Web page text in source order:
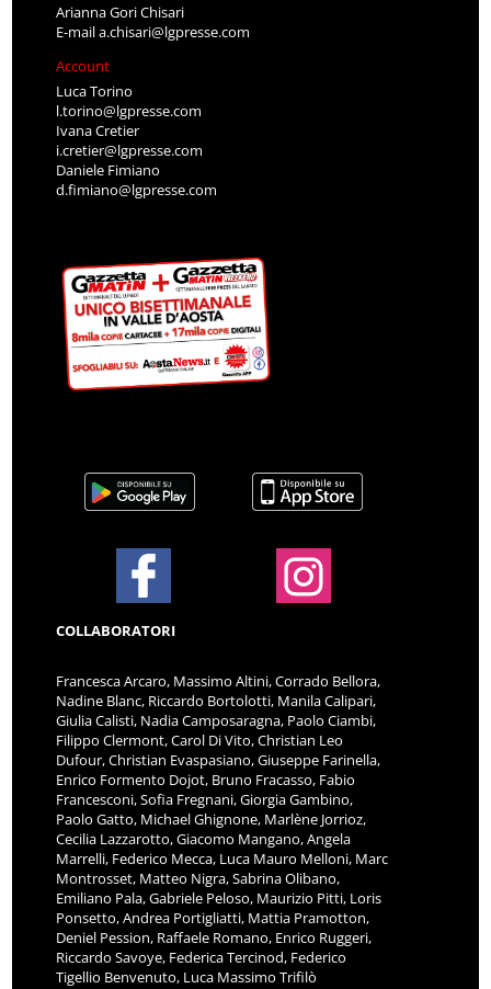
Arianna Gori Chisari
E-maila.chisari@lgpresse.com
Account
Luca Torino
l.torino@lgpresse.com
Ivana Cretier
i.cretier@lgpresse.com
Daniele Fimiano
d.fimiano@lgpresse.com
COLLABORATORI
Francesca Arcaro, Massimo Altini, Corrado Bellora,
Nadine Blanc, Riccardo Bortolotti, Manila Calipari,
Giulia Calisti, Nadia Camposaragna, Paolo Ciambi,
Filippo Clermont, Carol Di Vito, Christian Leo
Dufour, Christian Evaspasiano, Giuseppe Farinella,
Enrico Formento Dojot, Bruno Fracasso, Fabio
Francesconi, Sofia Fregnani, Giorgia Gambino,
Paolo Gatto, Michael Ghignone, Marlène Jorrioz,
Cecilia Lazzarotto, Giacomo Mangano, Angela
Marrelli, Federico Mecca, Luca Mauro Melloni, Marc
Montrosset, Matteo Nigra, Sabrina Olibano,
Emiliano Pala, Gabriele Peloso, Maurizio Pitti, Loris
Ponsetto, Andrea Portigliatti, Mattia Pramotton,
Deniel Pession, Raffaele Romano, Enrico Ruggeri,
Riccardo Savoye, Federica Tercinod, Federico
Tigellio Benvenuto, Luca Massimo Trifilò